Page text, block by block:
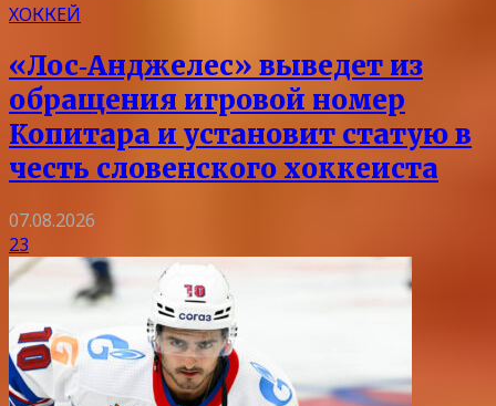
ХОККЕЙ
«Лос‑Анджелес» выведет из
обращения игровой номер
Копитара и установит статую в
честь словенского хоккеиста
07.08.2026
23